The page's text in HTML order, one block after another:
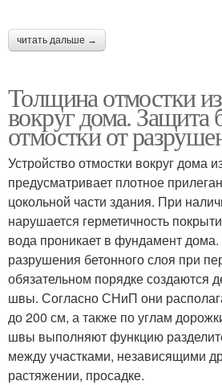
читать дальше →
Толщина отмостки
вокруг дома. Защита
отмостки от
Устройство отмостки вокруг дома
предусматривает плотное
цокольной части здания. При
нарушается герметичность
вода проникает в фундамент
разрушения бетонного слоя при
обязательном порядке создаются
швы. Согласно СНиП они
до 200 см, а также по углам
швы выполняют функцию
между участками, независящими
растяжении, просадке.